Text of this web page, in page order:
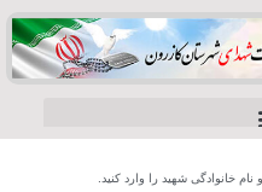
خانوادگی شهید را وارد کنید.